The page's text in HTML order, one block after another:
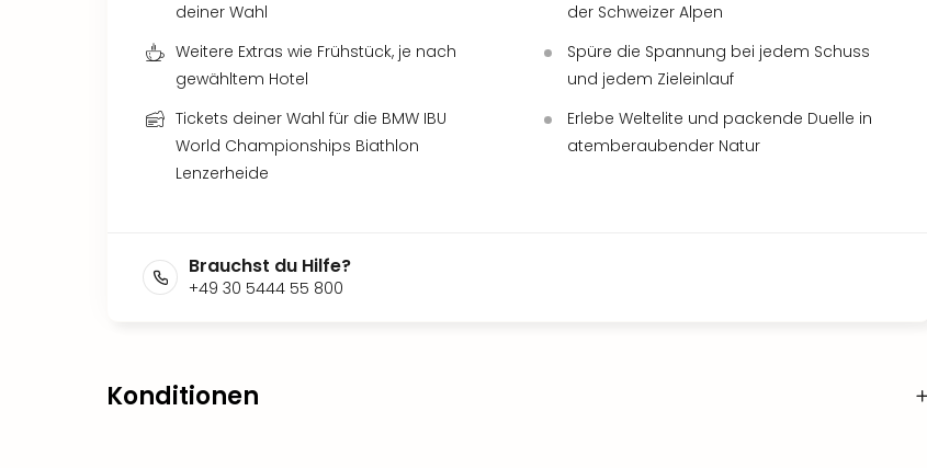
deiner Wahl
Weitere Extras wie Frühstück, je nach
gewähltem Hotel
Tickets deiner Wahl für die BMW IBU
World Championships Biathlon
Lenzerheide
der Schweizer Alpen
Spüre die Spannung bei jedem Schuss
und jedem Zieleinlauf
Erlebe Weltelite und packende Duelle in
atemberaubender Natur
Brauchst du Hilfe?
+49 30 5444 55 800
Konditionen